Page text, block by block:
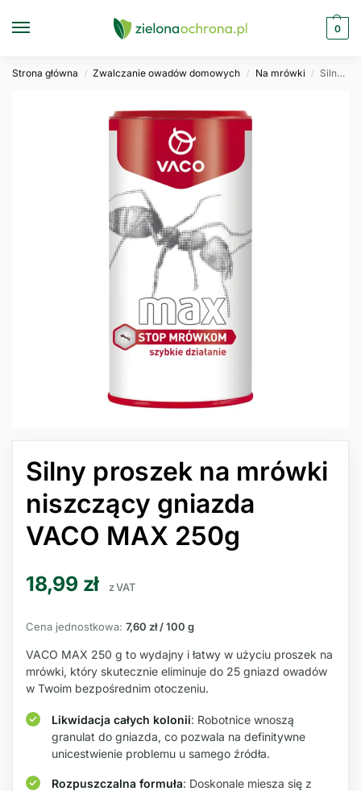
0
Strona główna / Zwalczanie owadów domowych / Na mrówki / Silny proszek na mrówki niszczący gniazda VACO MAX 250g
Silny proszek na mrówki
niszczący gniazda
VACO MAX 250g
18,99 zł z VAT
Cena jednostkowa: 7,60 zł / 100 g
VACO MAX 250 g to wydajny i łatwy w użyciu proszek na
mrówki, który skutecznie eliminuje do 25 gniazd owadów
w Twoim bezpośrednim otoczeniu.
Likwidacja całych kolonii: Robotnice wnoszą
granulat do gniazda, co pozwala na definitywne
unicestwienie problemu u samego źródła.
Rozpuszczalna formuła: Doskonale miesza się z